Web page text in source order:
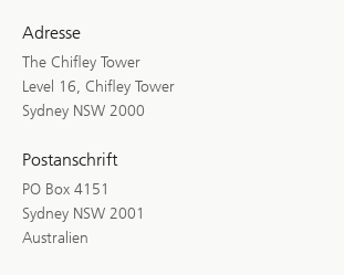
Adresse
The Chifley Tower
Level 16, Chifley Tower
Sydney NSW 2000
Postanschrift
PO Box 4151
Sydney NSW 2001
Australien